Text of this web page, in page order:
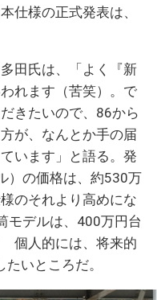
仕様の正式発表は、
田氏は、「よく『新
れます（苦笑）。で
きたいので、86から
が、なんとか手の届
います」と語る。発
）の価格は、約530万
のそれより高めにな
モデルは、400万円台
個人的には、将来的
いところだ。